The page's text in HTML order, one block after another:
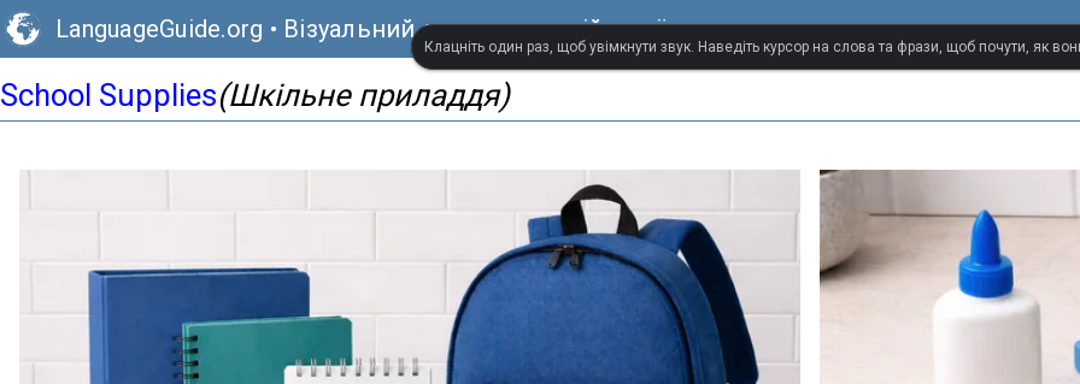
LanguageGuide.org • Візуальний словник англійської мови
School Supplies(Шкільне приладдя)
Клацніть один раз, щоб увімкнути звук. Наведіть курсор на слова та фрази, щоб почути, як